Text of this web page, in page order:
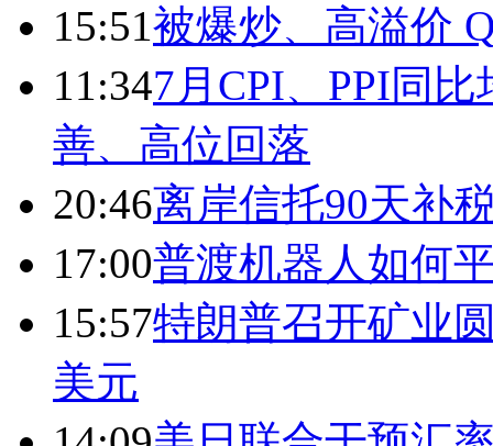
15:51被爆炒、高溢价
11:347月CPI、PPI同
善、高位回落
20:46离岸信托90天补
17:00普渡机器人如何
15:57特朗普召开矿业
美元